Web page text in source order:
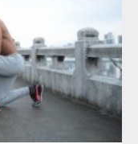
マッチョ)
よ」に取材されまし